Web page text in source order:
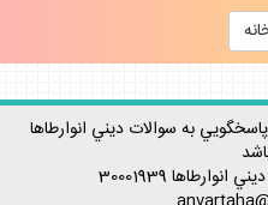
به سوالات ديني انوارطاها
انوارطاها 30001939